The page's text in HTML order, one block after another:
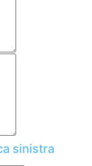
sinistra